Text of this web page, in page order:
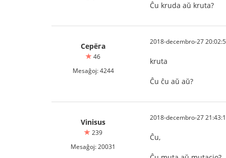
Ĉu kruda aŭ kruta?
Серёга
46
Mesaĝoj: 4244
2018-decembro-27
kruta
Ĉu ĉu aŭ aŭ?
Vinisus
239
Mesaĝoj: 20031
2018-decembro-27
Ĉu,